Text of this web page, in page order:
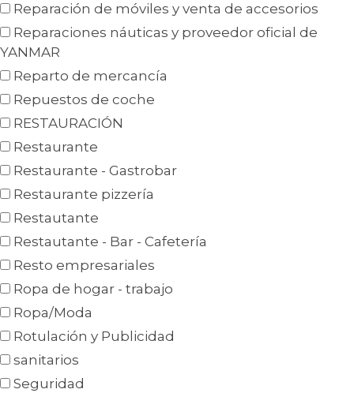
Reparación de móviles y venta de accesorios
Reparaciones náuticas y proveedor oficial de
YANMAR
Reparto de mercancía
Repuestos de coche
RESTAURACIÓN
Restaurante
Restaurante - Gastrobar
Restaurante pizzería
Restautante
Restautante - Bar - Cafetería
Resto empresariales
Ropa de hogar - trabajo
Ropa/Moda
Rotulación y Publicidad
sanitarios
Seguridad